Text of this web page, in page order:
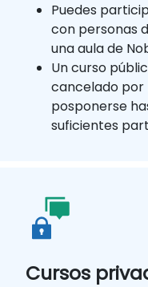
Puedes
con personas
una aula de
Un curso
cancelado por
posponerse
suficientes
Cursos